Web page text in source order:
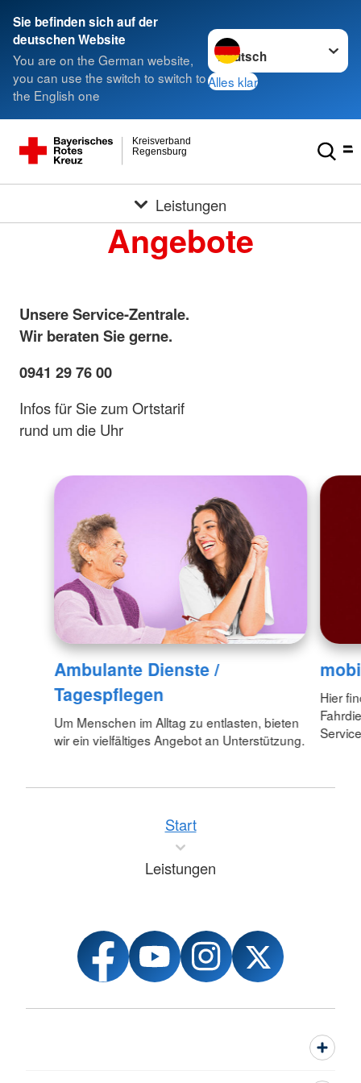
Sie befinden sich auf der
deutschen Website
You are on the German website,
you can use the switch to switch to
the English one
Sprache wechseln zu
Alles klar
Regensburg
Kreisverband
Leistungen
Angebote
Unsere Service-Zentrale.
Wir beraten Sie gerne.
0941 29 76 00
Infos für Sie zum Ortstarif
rund um die Uhr
Ambulante Dienste /
Tagespflegen
Um Menschen im Alltag zu entlasten, bieten
wir ein vielfältiges Angebot an Unterstützung.
Hier
Service
Start
Leistungen